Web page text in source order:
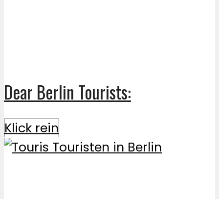
Dear Berlin Tourists:
Klick rein